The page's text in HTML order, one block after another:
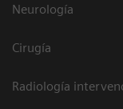
Neurología
Cirugía
Radiología